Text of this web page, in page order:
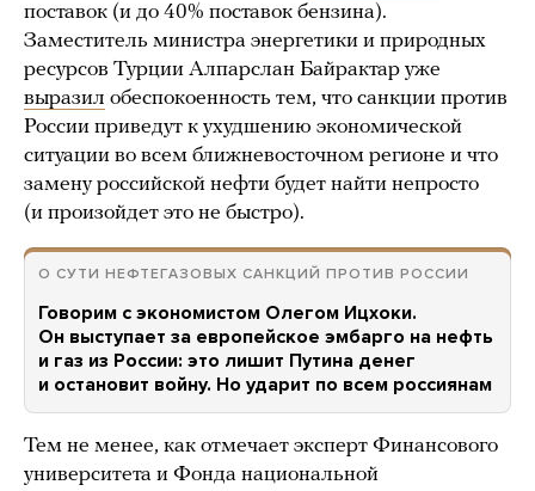
поставок (и до 40% поставок бензина).
Заместитель министра энергетики и природных
ресурсов Турции Алпарслан Байрактар уже
выразил обеспокоенность тем, что санкции против
России приведут к ухудшению экономической
ситуации во всем ближневосточном регионе и что
замену российской нефти будет найти непросто
(и произойдет это не быстро).
О СУТИ НЕФТЕГАЗОВЫХ САНКЦИЙ ПРОТИВ РОССИИ
Говорим с экономистом Олегом Ицхоки.
Он выступает за европейское эмбарго на нефть
и газ из России: это лишит Путина денег
и остановит войну. Но ударит по всем россиянам
Тем не менее, как отмечает эксперт Финансового
университета и Фонда национальной